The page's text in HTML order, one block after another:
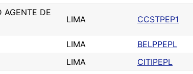
AGENTE DE
LIMA CCSTPEP1
LIMA
BELPPEPL
LIMA
CITIPEPL